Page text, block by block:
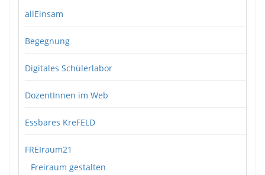
allEinsam
Begegnung
Digitales Schülerlabor
DozentInnen im Web
Essbares KreFELD
FREIraum21
Freiraum gestalten